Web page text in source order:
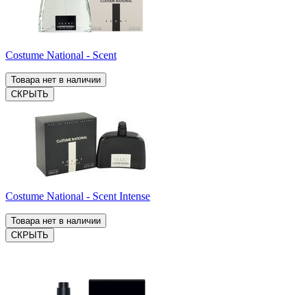
Costume National - Scent
Товара нет в наличии
СКРЫТЬ
Costume National - Scent Intense
Товара нет в наличии
СКРЫТЬ